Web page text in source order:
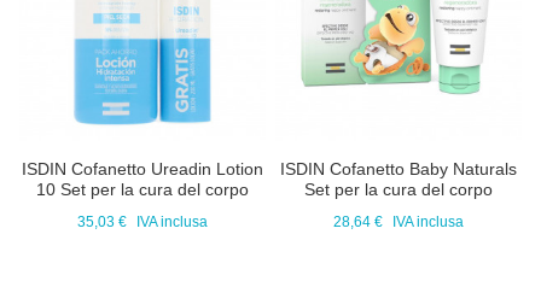
ISDIN Cofanetto Ureadin Lotion
10 Set per la cura del corpo
35,03 € IVA inclusa
ISDIN Cofanetto Baby Naturals
Set per la cura del corpo
28,64 € IVA inclusa